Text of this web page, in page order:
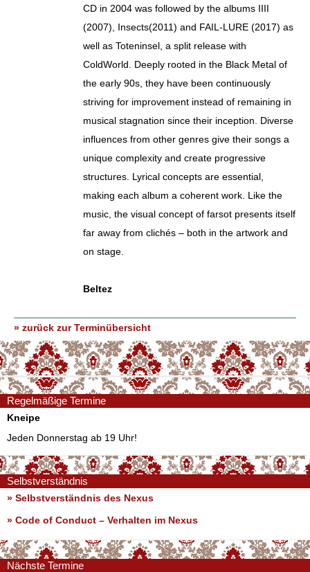
CD in 2004 was followed by the albums IIII
(2007), Insects(2011) and FAIL-LURE (2017) as
well as Toteninsel, a split release with
ColdWorld. Deeply rooted in the Black Metal of
the early 90s, they have been continuously
striving for improvement instead of remaining in
musical stagnation since their inception. Diverse
influences from other genres give their songs a
unique complexity and create progressive
structures. Lyrical concepts are essential,
making each album a coherent work. Like the
music, the visual concept of farsot presents itself
far away from clichés – both in the artwork and
on stage.
Beltez
» zurück zur Terminübersicht
Regelmäßige Termine
Kneipe
Jeden Donnerstag ab 19 Uhr!
Selbstverständnis
» Selbstverständnis des Nexus
» Code of Conduct – Verhalten im Nexus
Nächste Termine